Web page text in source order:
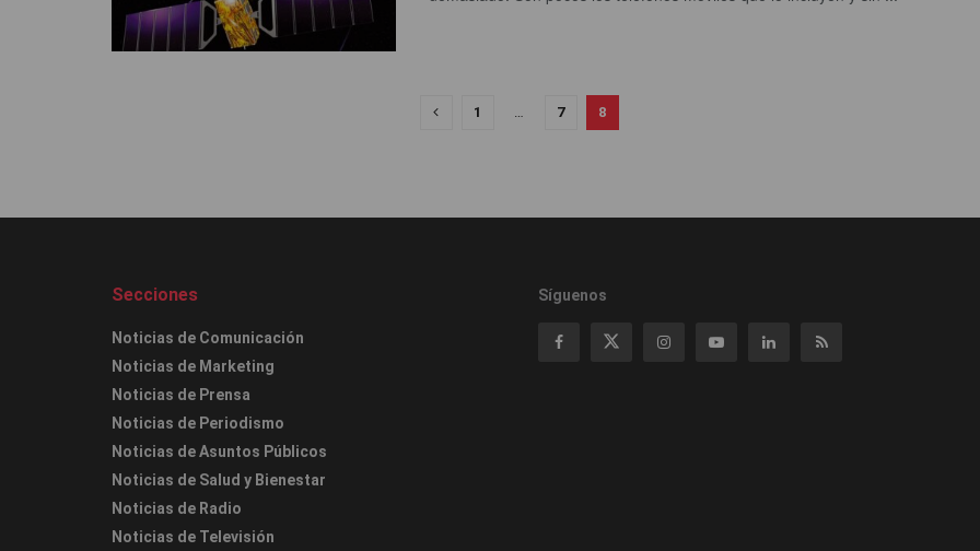
1 … 7 8
Secciones
Noticias de Comunicación
Noticias de Marketing
Noticias de Prensa
Noticias de Periodismo
Noticias de Asuntos Públicos
Noticias de Salud y Bienestar
Noticias de Radio
Noticias de Televisión
Síguenos